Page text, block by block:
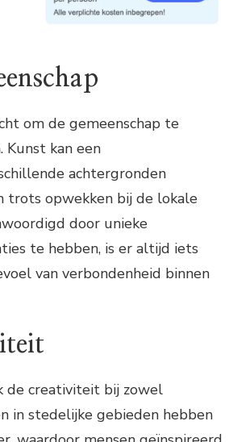
om de gemeenschap te
Kunst kan een
achtergronden
trots opwekken bij de lokale
door unieke
te hebben, is er altijd iets
van verbondenheid binnen
de creativiteit bij zowel
in stedelijke gebieden hebben